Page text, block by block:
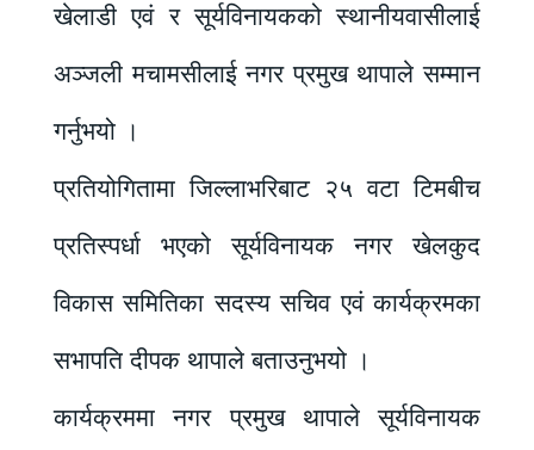
खेलाडी एवं र सूर्यविनायकको स्थानीयवासीलाई
अञ्जली मचामसीलाई नगर प्रमुख थापाले सम्मान
गर्नुभयो ।
प्रतियोगितामा जिल्लाभरिबाट २५ वटा टिमबीच
प्रतिस्पर्धा भएको सूर्यविनायक नगर खेलकुद
विकास समितिका सदस्य सचिव एवं कार्यक्रमका
सभापति दीपक थापाले बताउनुभयो ।
कार्यक्रममा नगर प्रमुख थापाले सूर्यविनायक